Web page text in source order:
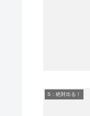
S：絶対出る！